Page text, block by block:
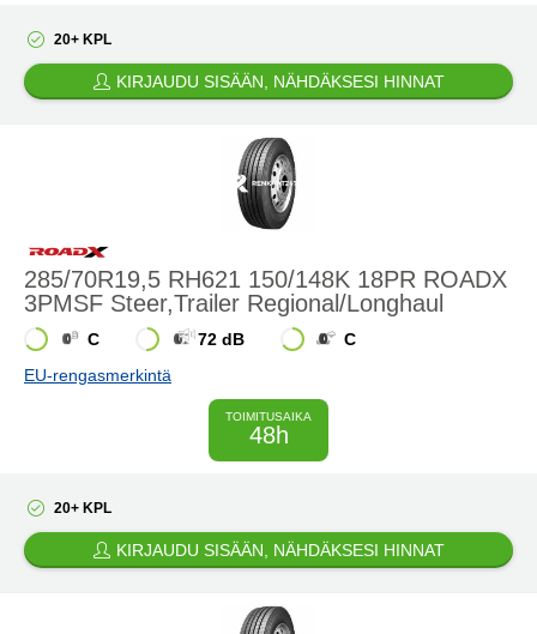
20+ KPL
KIRJAUDU SISÄÄN, NÄHDÄKSESI HINNAT
285/70R19,5 RH621 150/148K 18PR ROADX
3PMSF Steer,Trailer Regional/Longhaul
C 72 dB
C
EU-rengasmerkintä
TOIMITUSAIKA
48h
20+ KPL
KIRJAUDU SISÄÄN, NÄHDÄKSESI HINNAT